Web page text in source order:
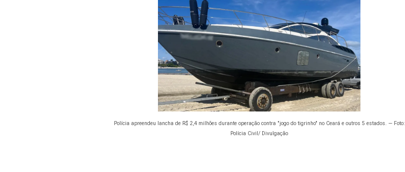
Polícia apreendeu lancha de R$ 2,4 milhões durante operação contra "jogo do tigrinho" no Ceará e outros 5 estados. — Foto:
Polícia Civil/ Divulgação